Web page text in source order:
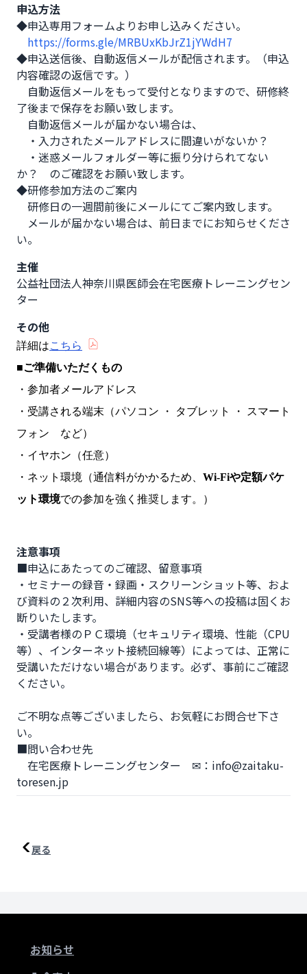
申込方法
◆申込専用フォームよりお申し込みください。
https://forms.gle/MRBUxKbJrZ1jYWdH7
◆申込送信後、自動返信メールが配信されます。（申込
内容確認の返信です。）
自動返信メールをもって受付となりますので、研修終
了後まで保存をお願い致します。
自動返信メールが届かない場合は、
・入力されたメールアドレスに間違いがないか？
・迷惑メールフォルダー等に振り分けられてない
か？　のご確認をお願い致します。
◆研修参加方法のご案内
研修日の一週間前後にメールにてご案内致します。
メールが届かない場合は、前日までにお知らせくださ
い。
主催
公益社団法人神奈川県医師会在宅医療トレーニングセン
ター
その他
詳細はこちら
■ご準備いただくもの
・参加者メールアドレス
・受講される端末（パソコン ・ タブレット ・ スマート
フォン など）
・イヤホン（任意）
・ネット環境（通信料がかかるため、 Wi-Fiや定額パケ
ット環境での参加を強く推奨します。）
注意事項
■申込にあたってのご確認、留意事項
・セミナーの録音・録画・スクリーンショット等、およ
び資料の２次利用、詳細内容のSNS等への投稿は固くお
断りいたします。
・受講者様のＰＣ環境（セキュリティ環境、性能（CPU
等）、インターネット接続回線等）によっては、正常に
受講いただけない場合があります。必ず、事前にご確認
ください。
ご不明な点等ございましたら、お気軽にお問合せ下さ
い。
■問い合わせ先
在宅医療トレーニングセンター　✉：info@zaitaku-
toresen.jp
戻る
お知らせ